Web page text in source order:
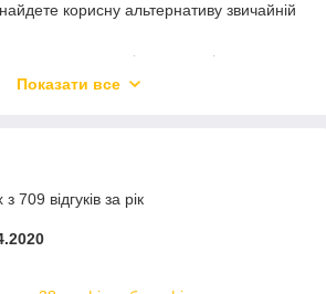
корисну альтернативу звичайній
для салатів, перших і других
в бутерброди і піци та до всіх Ваших
в їх високій якості та смаку. Ми
покупка була приємною та
продукти від відомих брендів на
їх смаком та користю для
Показати все
709 відгуків за рік